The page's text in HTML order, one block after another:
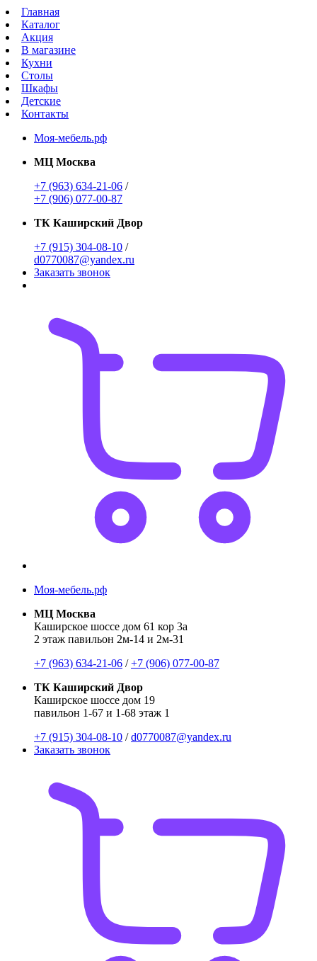
Главная
Каталог
Акция
В магазине
Кухни
Столы
Шкафы
Детские
Контакты
Моя-мебель.рф
МЦ Москва
+7 (963) 634-21-06 /
+7 (906) 077-00-87
ТК Каширский Двор
+7 (915) 304-08-10 /
d0770087@yandex.ru
Заказать звонок
Моя-мебель.рф
МЦ Москва
Каширское шоссе дом 61 кор 3а
2 этаж павильон 2м-14 и 2м-31
+7 (963) 634-21-06 /+7 (906) 077-00-87
ТК Каширский Двор
Каширское шоссе дом 19
павильон 1-67 и 1-68 этаж 1
+7 (915) 304-08-10 /d0770087@yandex.ru
Заказать звонок